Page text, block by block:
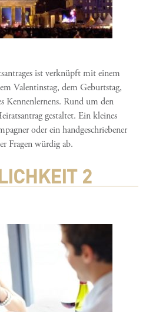
ist verknüpft mit einem
Valentinstag, dem Geburtstag,
Kennenlernens. Rund um den
gestaltet. Ein kleines
oder ein handgeschriebener
Fragen würdig ab.
2